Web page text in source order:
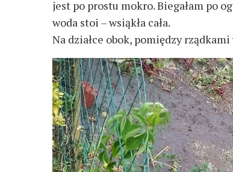
jest po prostu mokro. Biegałam po
woda stoi – wsiąkła cała.
Na działce obok, pomiędzy